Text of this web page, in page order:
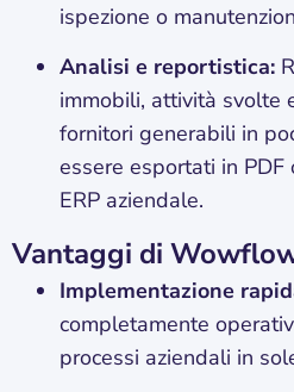
ispezione o
Analisi e reportistica:
immobili, attività svolte
fornitori generabili in
essere esportati in
ERP aziendale.
Vantaggi di
Implementazione
completamente
processi aziendali in